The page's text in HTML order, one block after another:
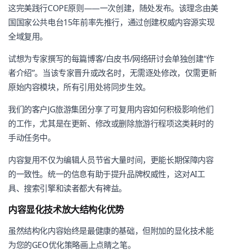
这完美践行COPE原则——一次创建，随处发布。该理念由美
国国家公共电台15年前率先推行，通过创建权威内容源实现
全域复用。
试想为专家撰写的每篇博客/白皮书/网络研讨会单独创建“作
者介绍”。当该专家晋升或改名时，无需逐处修改，仅需更新
原始内容模块，所有引用处将同步生效。
我们的客户JG旅游集团分享了可复用内容如何积极影响他们
的工作，尤其是在更新、修改或删除旅游行程项这类耗时的
手动任务中。
内容复用不仅为编辑人员节省大量时间，更能长期保障内容
的一致性。统一的信息有助于提升品牌权威性，这对AI工
具、搜索引擎和读者都大有裨益。
内容显化技术放大结构化优势
虽然结构化内容始终是最健康的基础，但附加的显化技术能
为您的GEO优化策略画上点睛之笔。